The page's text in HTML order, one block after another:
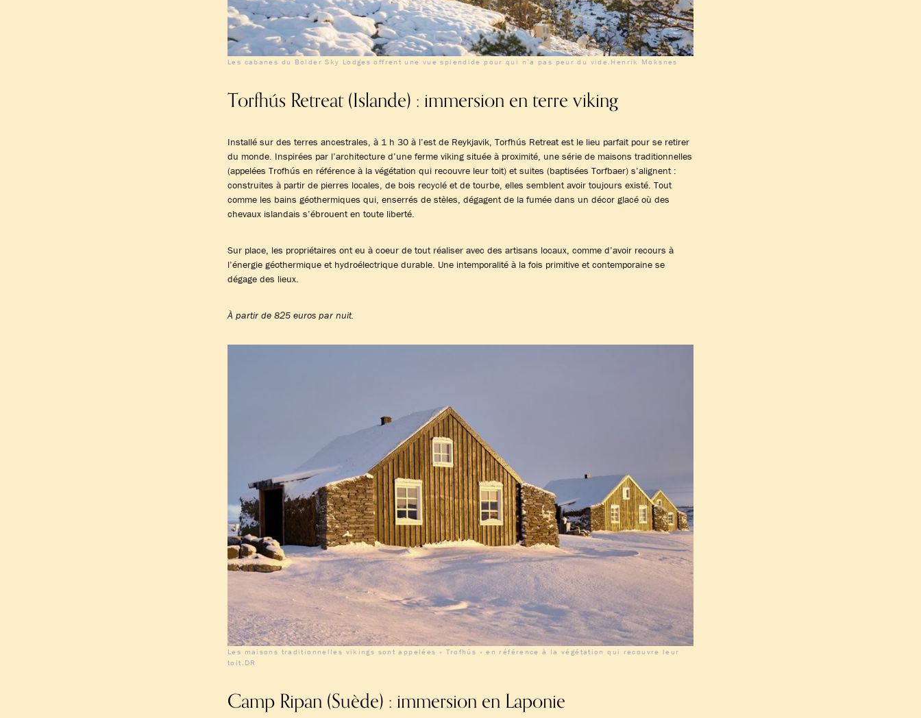
Les cabanes du Bolder Sky Lodges offrent une vue splendide pour qui n’a pas peur du vide.Henrik Moksnes
Torfhús Retreat (Islande) : immersion en terre viking
Installé sur des terres ancestrales, à 1 h 30 à l’est de Reykjavik, Torfhús Retreat est le lieu parfait pour se retirer
du monde. Inspirées par l’architecture d’une ferme viking située à proximité, une série de maisons traditionnelles
(appelées Trofhús en référence à la végétation qui recouvre leur toit) et suites (baptisées Torfbaer) s’alignent :
construites à partir de pierres locales, de bois recyclé et de tourbe, elles semblent avoir toujours existé. Tout
comme les bains géothermiques qui, enserrés de stèles, dégagent de la fumée dans un décor glacé où des
chevaux islandais s’ébrouent en toute liberté.
Sur place, les propriétaires ont eu à coeur de tout réaliser avec des artisans locaux, comme d’avoir recours à
l’énergie géothermique et hydroélectrique durable. Une intemporalité à la fois primitive et contemporaine se
dégage des lieux.
À partir de 825 euros par nuit.
Les maisons traditionnelles vikings sont appelées « Trofhús » en référence à la végétation qui recouvre leur
toit.DR
Camp Ripan (Suède) : immersion en Laponie